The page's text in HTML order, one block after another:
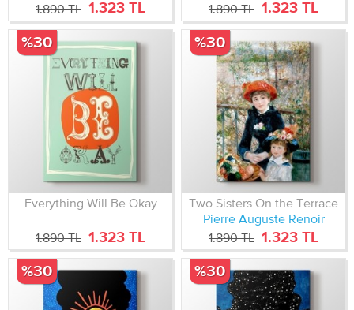
1.890 TL 1.323 TL 1.890 TL 1.323 TL
Everything Will Be Okay
1.890 TL 1.323 TL
%30
Two Sisters On the Terrace
Pierre Auguste Renoir
1.890 TL 1.323 TL
%30
%30 %30